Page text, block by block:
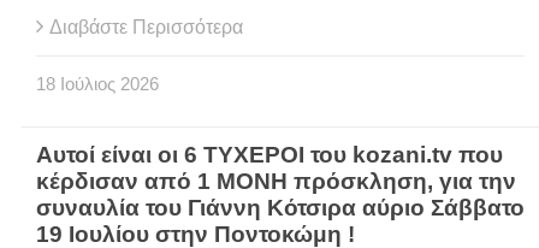
Διαβάστε Περισσότερα
18 Ιούλιος 2026
Αυτοί είναι οι 6 ΤΥΧΕΡΟΙ του kozani.tv που
κέρδισαν από 1 ΜΟΝΗ πρόσκληση, για την
συναυλία του Γιάννη Κότσιρα αύριο Σάββατο
19 Ιουλίου στην Ποντοκώμη !